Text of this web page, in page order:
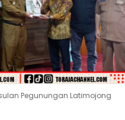
Pegunungan Latimojong